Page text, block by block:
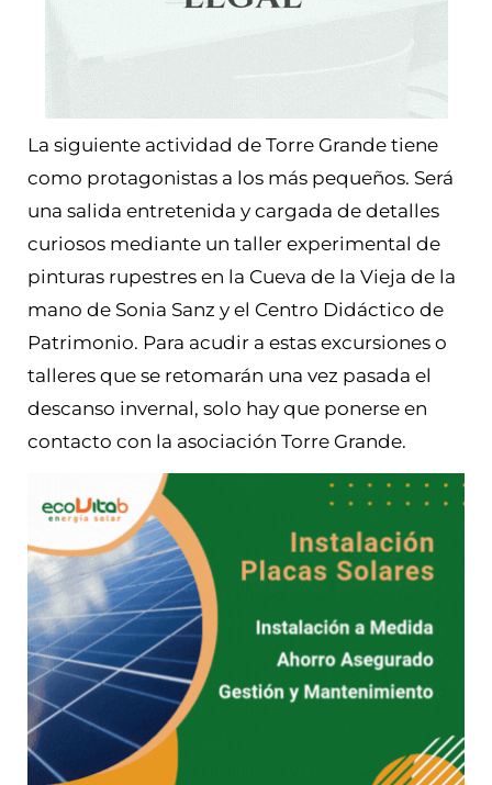
La siguiente actividad de Torre Grande tiene
como protagonistas a los más pequeños. Será
una salida entretenida y cargada de detalles
curiosos mediante un taller experimental de
pinturas rupestres en la Cueva de la Vieja de la
mano de Sonia Sanz y el Centro Didáctico de
Patrimonio. Para acudir a estas excursiones o
talleres que se retomarán una vez pasada el
descanso invernal, solo hay que ponerse en
contacto con la asociación Torre Grande.